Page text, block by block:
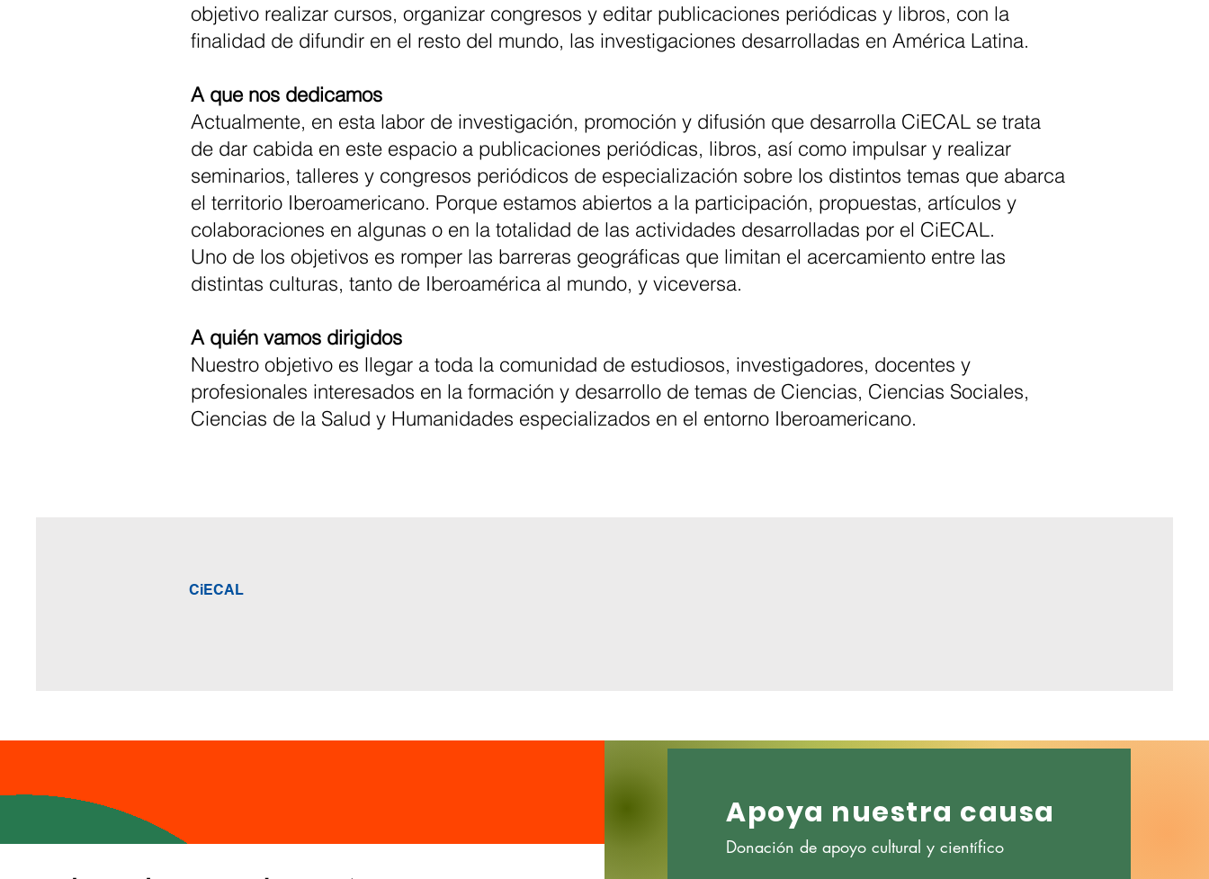
objetivo realizar cursos, organizar congresos y editar publicaciones periódicas y libros, con la
finalidad de difundir en el resto del mundo, las investigaciones desarrolladas en América Latina.
A que nos dedicamos
Actualmente, en esta labor de investigación, promoción y difusión que desarrolla CiECAL se trata
de dar cabida en este espacio a publicaciones periódicas, libros, así como impulsar y realizar
seminarios, talleres y congresos periódicos de especialización sobre los distintos temas que abarca
el territorio Iberoamericano. Porque estamos abiertos a la participación, propuestas, artículos y
colaboraciones en algunas o en la totalidad de las actividades desarrolladas por el CiECAL.
Uno de los objetivos es romper las barreras geográficas que limitan el acercamiento entre las
distintas culturas, tanto de Iberoamérica al mundo, y viceversa.
A quién vamos dirigidos
Nuestro objetivo es llegar a toda la comunidad de estudiosos, investigadores, docentes y
profesionales interesados en la formación y desarrollo de temas de Ciencias, Ciencias Sociales,
Ciencias de la Salud y Humanidades especializados en el entorno Iberoamericano.
CiECAL
Apoya nuestra causa
Donación de apoyo cultural y científico